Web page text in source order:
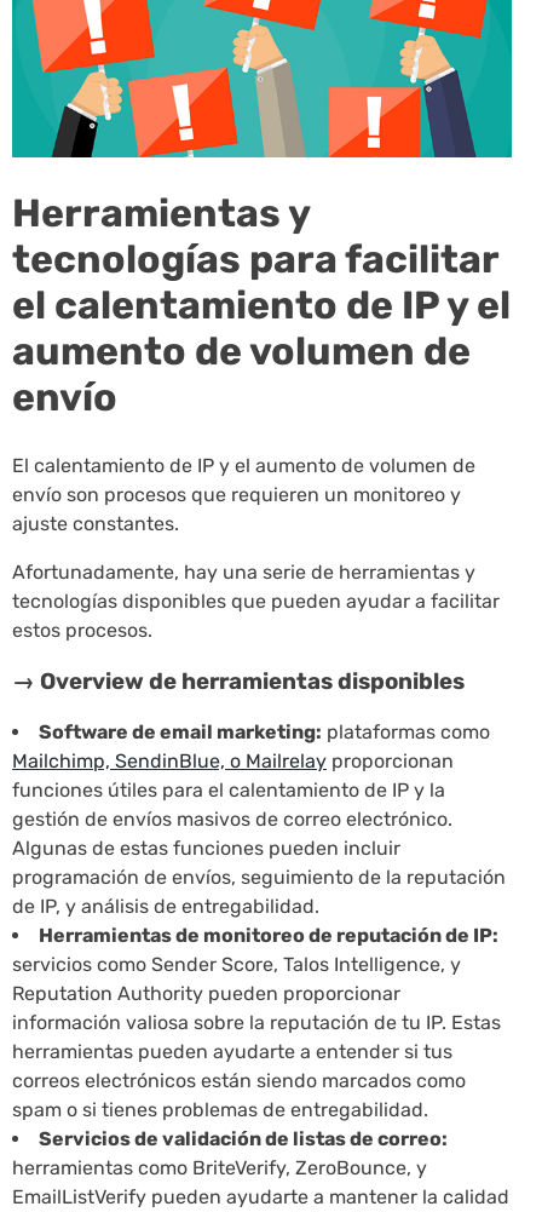
Herramientas y
tecnologías para facilitar
el calentamiento de IP y el
aumento de volumen de
envío
El calentamiento de IP y el aumento de volumen de
envío son procesos que requieren un monitoreo y
ajuste constantes.
Afortunadamente, hay una serie de herramientas y
tecnologías disponibles que pueden ayudar a facilitar
estos procesos.
→ Overview de herramientas disponibles
Software de email marketing: plataformas como
Mailchimp, SendinBlue, o Mailrelay proporcionan
funciones útiles para el calentamiento de IP y la
gestión de envíos masivos de correo electrónico.
Algunas de estas funciones pueden incluir
programación de envíos, seguimiento de la reputación
de IP, y análisis de entregabilidad.
Herramientas de monitoreo de reputación de IP:
servicios como Sender Score, Talos Intelligence, y
Reputation Authority pueden proporcionar
información valiosa sobre la reputación de tu IP. Estas
herramientas pueden ayudarte a entender si tus
correos electrónicos están siendo marcados como
spam o si tienes problemas de entregabilidad.
Servicios de validación de listas de correo:
herramientas como BriteVerify, ZeroBounce, y
EmailListVerify pueden ayudarte a mantener la calidad